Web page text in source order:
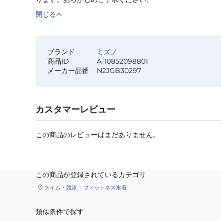
閉じる
ブランド
ミズノ
商品ID
A-10852098801
メーカー品番
N2JGB30297
カスタマーレビュー
この商品のレビューはまだありません。
この商品が登録されているカテゴリ
スイム・競泳 フィットネス水着
類似条件で探す